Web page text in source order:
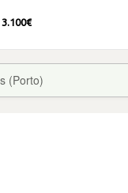
3.100€
(Porto)